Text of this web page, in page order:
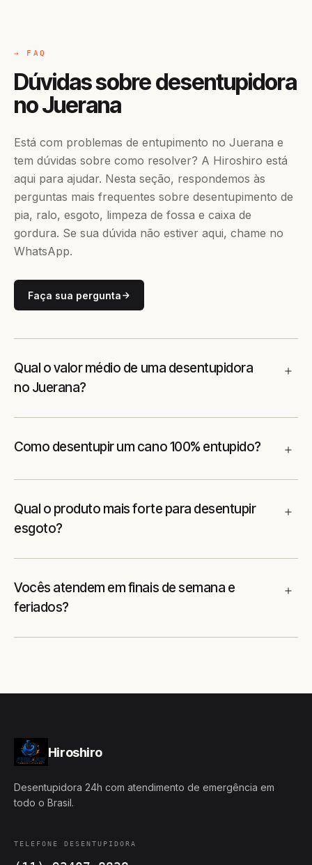
→ FAQ
Dúvidas sobre desentupidora
no Juerana
Está com problemas de entupimento no Juerana e
tem dúvidas sobre como resolver? A Hiroshiro está
aqui para ajudar. Nesta seção, respondemos às
perguntas mais frequentes sobre desentupimento de
pia, ralo, esgoto, limpeza de fossa e caixa de
gordura. Se sua dúvida não estiver aqui, chame no
WhatsApp.
Faça sua pergunta
Qual o valor médio de uma desentupidora
no Juerana?
Como desentupir um cano 100% entupido?
Qual o produto mais forte para desentupir
esgoto?
Vocês atendem em finais de semana e
feriados?
Hiroshiro
Desentupidora 24h com atendimento de emergência em
todo o Brasil.
TELEFONE DESENTUPIDORA